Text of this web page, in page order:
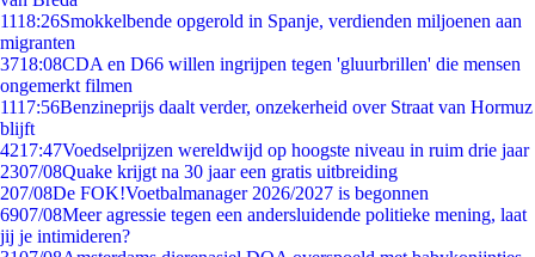
1118:26Smokkelbende opgerold in Spanje, verdienden miljoenen aan
migranten
3718:08CDA en D66 willen ingrijpen tegen 'gluurbrillen' die mensen
ongemerkt filmen
1117:56Benzineprijs daalt verder, onzekerheid over Straat van Hormuz
blijft
4217:47Voedselprijzen wereldwijd op hoogste niveau in ruim drie jaar
2307/08Quake krijgt na 30 jaar een gratis uitbreiding
207/08De FOK!Voetbalmanager 2026/2027 is begonnen
6907/08Meer agressie tegen een andersluidende politieke mening, laat
jij je intimideren?